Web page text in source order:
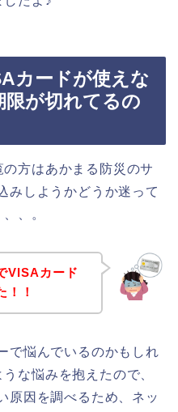
カードが使えな
限が切れてるの
方はあかまる防災のサ
みしようかどうか迷って
、。
VISAカード
！！
で悩んでいるのかもしれ
な悩みを抱えたので、
原因を調べるため、ネッ